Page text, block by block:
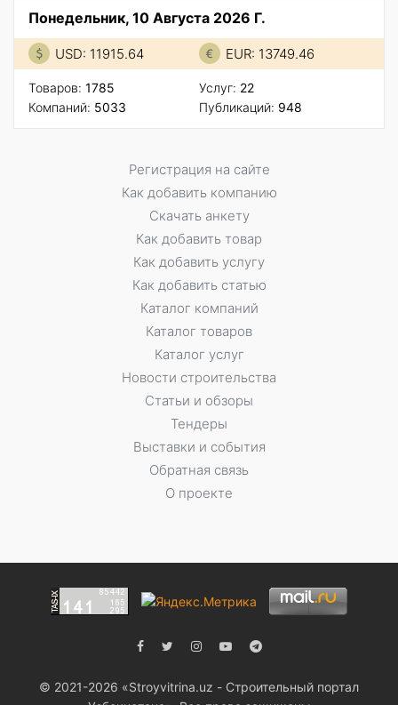
Понедельник, 10 Августа 2026 Г.
USD: 11915.64 EUR: 13749.46
Товаров: 1785
Компаний: 5033
Услуг: 22
Публикаций: 948
Регистрация на сайте
Как добавить компанию
Скачать анкету
Как добавить товар
Как добавить услугу
Как добавить статью
Каталог компаний
Каталог товаров
Каталог услуг
Новости строительства
Статьи и обзоры
Тендеры
Выставки и события
Обратная связь
О проекте
© 2021-2026 «Stroyvitrina.uz - Строительный портал